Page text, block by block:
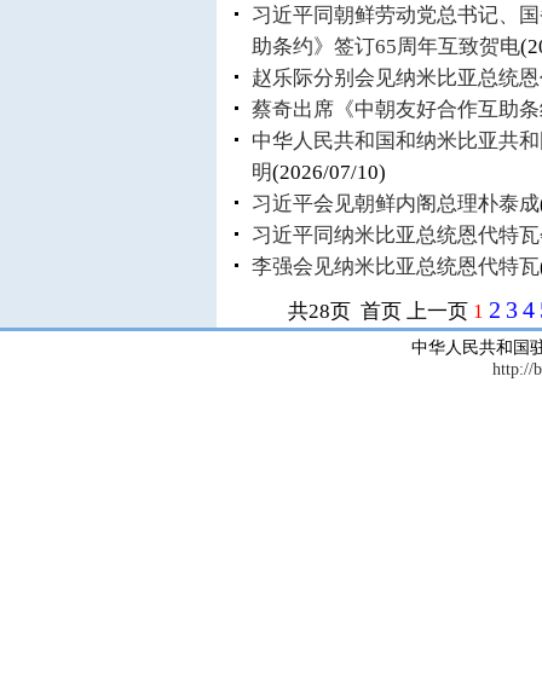
习近平同朝鲜劳动党总书记、
助条约》签订65周年互致贺电
赵乐际分别会见纳米比亚总统
蔡奇出席《中朝友好合作互助
中华人民共和国和纳米比亚共
明(2026/07/10)
习近平会见朝鲜内阁总理朴泰成
习近平同纳米比亚总统恩代特
李强会见纳米比亚总统恩代特瓦
共28页 首页 上一页 1 2 3 4
中华人民共和国
http://